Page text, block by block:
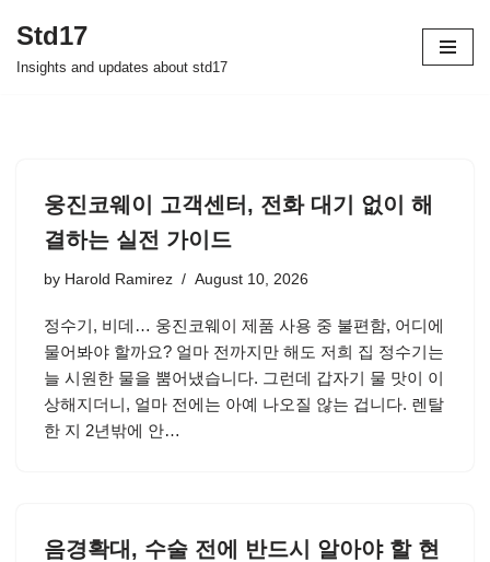
Skip
Std17
Insights and updates about std17
웅진코웨이 고객센터, 전화 대기 없이 해
결하는 실전 가이드
by Harold Ramirez August 10, 2026
정수기, 비데… 웅진코웨이 제품 사용 중 불편함, 어디에
물어봐야 할까요? 얼마 전까지만 해도 저희 집 정수기는
늘 시원한 물을 뿜어냈습니다. 그런데 갑자기 물 맛이 이
상해지더니, 얼마 전에는 아예 나오질 않는 겁니다. 렌탈
한 지 2년밖에 안…
음경확대, 수술 전에 반드시 알아야 할 현